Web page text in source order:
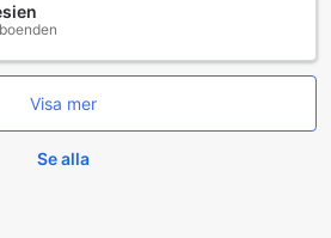
Visa mer
Se alla